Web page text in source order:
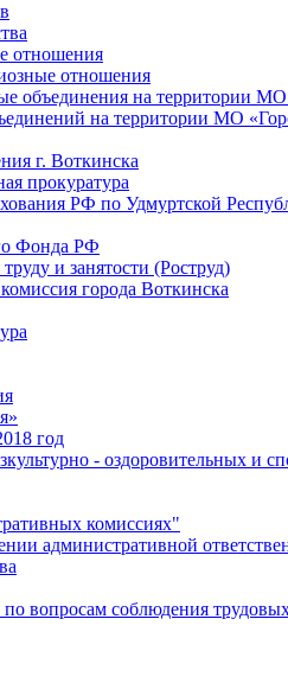
отношения
отношения
объединения на территории
на территории МО
г. Воткинска
прокуратура
РФ по Удмуртской
Фонда РФ
и занятости (Роструд)
города Воткинска
год
- оздоровительных и
комиссиях"
административной
вопросам соблюдения